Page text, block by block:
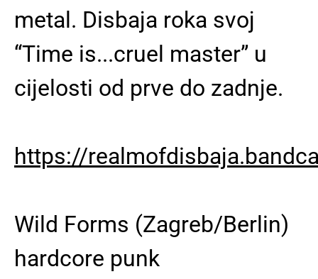
metal. Disbaja roka svoj
“Time is...cruel master” u
cijelosti od prve do zadnje.
https://
Wild Forms (Zagreb/Berlin)
hardcore punk